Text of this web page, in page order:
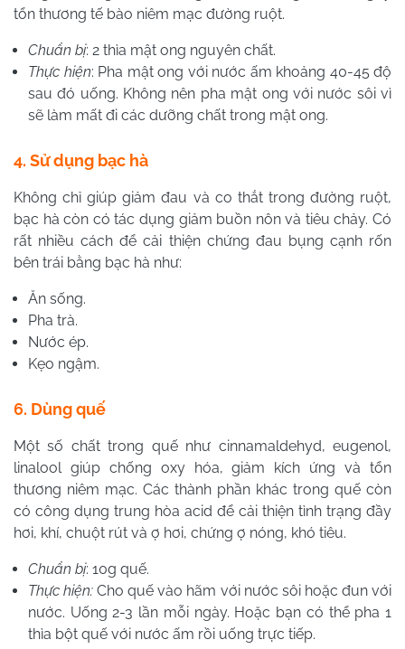
tổn thương tế bào niêm mạc đường ruột.
Chuẩn bị: 2 thìa mật ong nguyên chất.
Thực hiện: Pha mật ong với nước ấm khoảng 40-45 độ
sau đó uống. Không nên pha mật ong với nước sôi vì
sẽ làm mất đi các dưỡng chất trong mật ong.
4. Sử dụng bạc hà
Không chỉ giúp giảm đau và co thắt trong đường ruột,
bạc hà còn có tác dụng giảm buồn nôn và tiêu chảy. Có
rất nhiều cách để cải thiện chứng đau bụng cạnh rốn
bên trái bằng bạc hà như:
Ăn sống.
Pha trà.
Nước ép.
Kẹo ngậm.
6. Dùng quế
Một số chất trong quế như cinnamaldehyd, eugenol,
linalool giúp chống oxy hóa, giảm kích ứng và tổn
thương niêm mạc. Các thành phần khác trong quế còn
có công dụng trung hòa acid để cải thiện tình trạng đầy
hơi, khí, chuột rút và ợ hơi, chứng ợ nóng, khó tiêu.
Chuẩn bị: 10g quế.
Thực hiện: Cho quế vào hãm với nước sôi hoặc đun với
nước. Uống 2-3 lần mỗi ngày. Hoặc bạn có thể pha 1
thìa bột quế với nước ấm rồi uống trực tiếp.